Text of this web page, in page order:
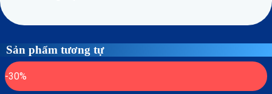
Sản phẩm tương tự
-30%